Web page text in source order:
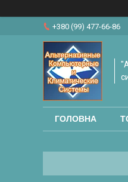
+380 (99) 477-66-86
ГОЛОВНА